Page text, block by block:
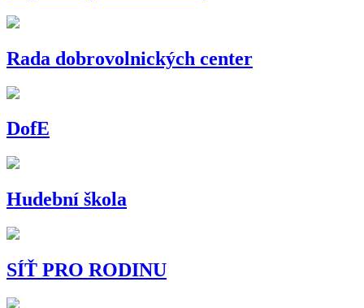
Rada dobrovolnických center
DofE
Hudební škola
SÍŤ PRO RODINU